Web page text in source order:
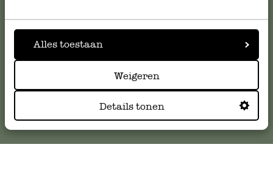
Alles toestaan
Weigeren
Details tonen
serviceclientele@dille-kamille.com